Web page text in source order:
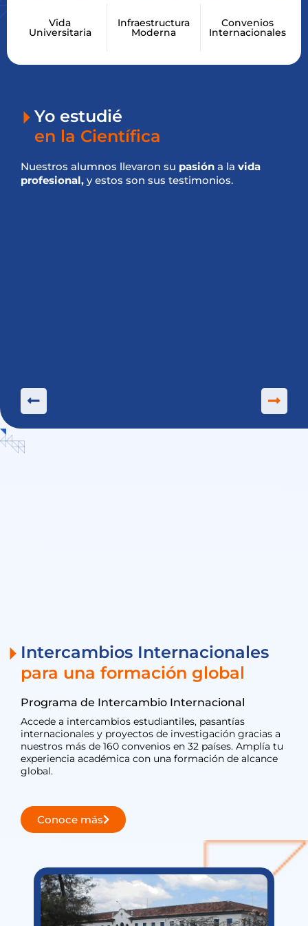
Vida
Universitaria
Infraestructura
Moderna
Convenios
Internacionales
Yo estudié
en la Científica
Nuestros alumnos llevaron su pasión a la vida
profesional, y estos son sus testimonios.
n
i
c
b
l
i
i
d
Intercambios Internacionales
para una formación global
Programa de Intercambio Internacional
Accede a intercambios estudiantiles, pasantías
internacionales y proyectos de investigación gracias a
nuestros más de 160 convenios en 32 países. Amplía tu
experiencia académica con una formación de alcance
global.
Conoce más